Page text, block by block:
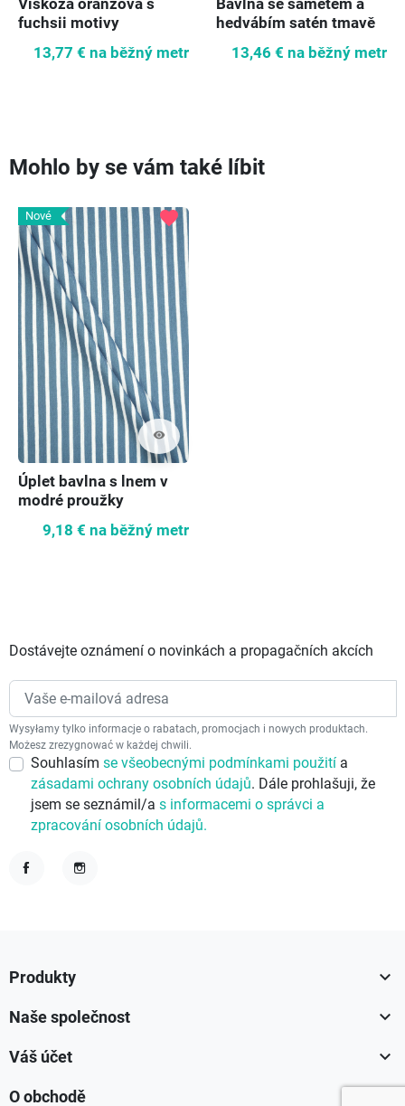
Viskóza oranžová s
fuchsii motivy
13,77 € na běžný metr
Bavlna se sametem a
hedvábím satén tmavě
námořnická KUPONY
13,46 € na běžný metr
Mohlo by se vám také líbit
Nové
visibility
favorite
Úplet bavlna s lnem v
modré proužky
9,18 € na běžný metr
Dostávejte oznámení o novinkách a propagačních akcích
Wysyłamy tylko informacje o rabatach, promocjach i nowych produktach.
Możesz zrezygnować w każdej chwili.
Souhlasím se všeobecnými podmínkami použití a
zásadami ochrany osobních údajů. Dále prohlašuji, že
jsem se seznámil/a s informacemi o správci a
zpracování osobních údajů.
Produkty 
Naše společnost 
Váš účet 
O obchodě